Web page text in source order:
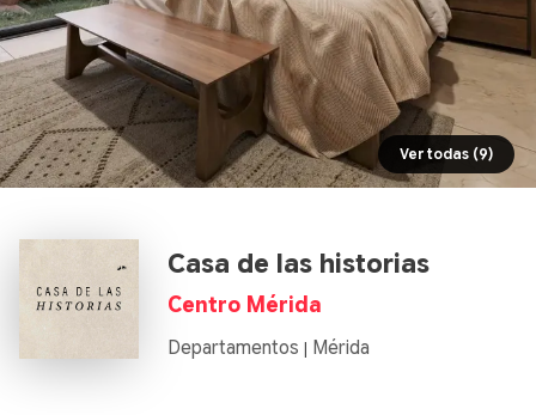
Ver todas (9)
Casa de las historias
Centro Mérida
Departamentos | Mérida